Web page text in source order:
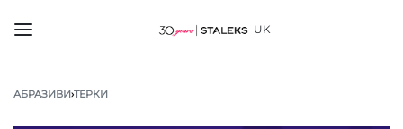
UK
АБРАЗИВИ›ТЕРКИ